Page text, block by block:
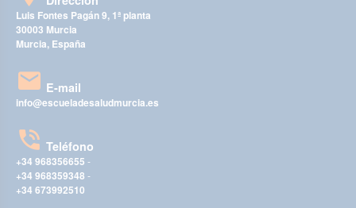
Luis Fontes Pagán 9, 1ª planta
30003 Murcia
Murcia, España
E-mail
info@escueladesaludmurcia.es
Teléfono
+34 968356655 -
+34 968359348 -
+34 673992510